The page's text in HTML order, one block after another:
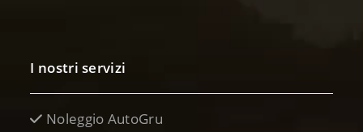
I nostri servizi
Noleggio AutoGru